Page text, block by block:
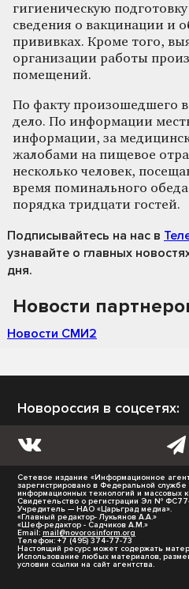
гигиеническую
сведения о вакцинации и
прививках. Кроме того,
организации работы
помещений.
По факту произошедшего
дело. По информации
информации, за
жалобами на пищевое
несколько человек,
время поминального
порядка тридцати гостей.
Подписывайтесь на нас в
узнавайте о главных
дня.
Новости
Новости СМИ2
Новороссия в соцсетях:
Сетевое издание «Информационное
зарегистрировано в Федеральной службе
информационных технологий и массовых
Свидетельство о регистрации Эл №
Учредитель — НАО «Царьград медиа».
«Главный редактор- Лукьянов А.А.»
«Шеф-редактор - Садчиков А.М.»
Email: mail@novorosinform.org
Телефон: +7 (495) 374-77-73
Настоящий ресурс может содержать
Использование любых материалов,
условии ссылки на сайт агентства.